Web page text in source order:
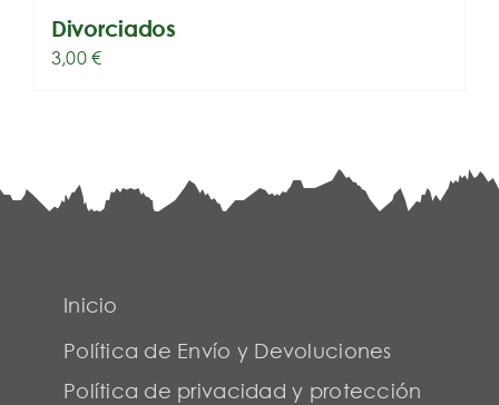
Divorciados
3,00€
Inicio
Política de Envío y Devoluciones
Política de privacidad y protección